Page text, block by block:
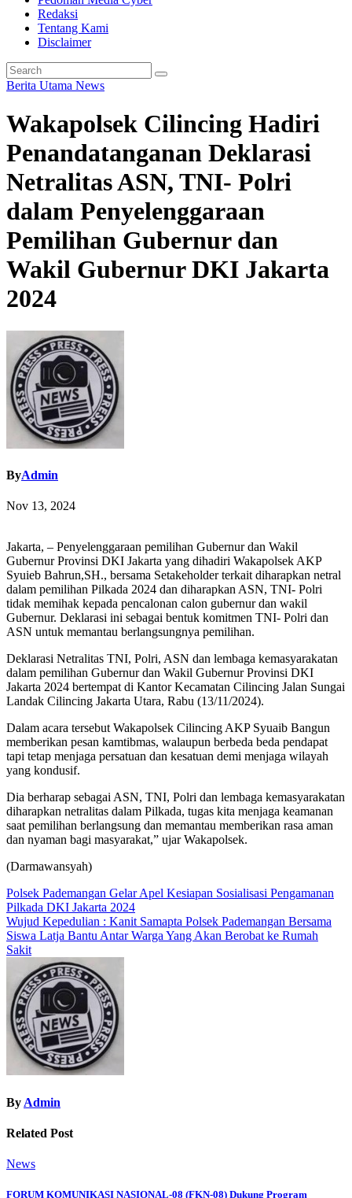
Redaksi
Tentang Kami
Disclaimer
Berita Utama News
Wakapolsek Cilincing Hadiri
Penandatanganan Deklarasi
Netralitas ASN, TNI- Polri
dalam Penyelenggaraan
Pemilihan Gubernur dan
Wakil Gubernur DKI Jakarta
2024
ByAdmin
Nov 13, 2024
Jakarta, – Penyelenggaraan pemilihan Gubernur dan Wakil
Gubernur Provinsi DKI Jakarta yang dihadiri Wakapolsek AKP
Syuieb Bahrun,SH., bersama Setakeholder terkait diharapkan netral
dalam pemilihan Pilkada 2024 dan diharapkan ASN, TNI- Polri
tidak memihak kepada pencalonan calon gubernur dan wakil
Gubernur. Deklarasi ini sebagai bentuk komitmen TNI- Polri dan
ASN untuk memantau berlangsungnya pemilihan.
Deklarasi Netralitas TNI, Polri, ASN dan lembaga kemasyarakatan
dalam pemilihan Gubernur dan Wakil Gubernur Provinsi DKI
Jakarta 2024 bertempat di Kantor Kecamatan Cilincing Jalan Sungai
Landak Cilincing Jakarta Utara, Rabu (13/11/2024).
Dalam acara tersebut Wakapolsek Cilincing AKP Syuaib Bangun
memberikan pesan kamtibmas, walaupun berbeda beda pendapat
tapi tetap menjaga persatuan dan kesatuan demi menjaga wilayah
yang kondusif.
Dia berharap sebagai ASN, TNI, Polri dan lembaga kemasyarakatan
diharapkan netralitas dalam Pilkada, tugas kita menjaga keamanan
saat pemilihan berlangsung dan memantau memberikan rasa aman
dan nyaman bagi masyarakat,” ujar Wakapolsek.
(Darmawansyah)
Navigasi
pos
Polsek Pademangan Gelar Apel Kesiapan Sosialisasi Pengamanan
Pilkada DKI Jakarta 2024
Wujud Kepedulian : Kanit Samapta Polsek Pademangan Bersama
Siswa Latja Bantu Antar Warga Yang Akan Berobat ke Rumah
Sakit
By Admin
Related Post
News
FORUM KOMUNIKASI NASIONAL-08 (FKN-08) Dukung Program